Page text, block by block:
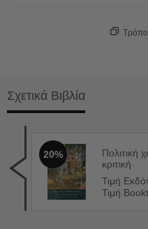
Σχετικά Βιβλία
20%
Πολιτική
κριτική
Τιμή
Τιμή